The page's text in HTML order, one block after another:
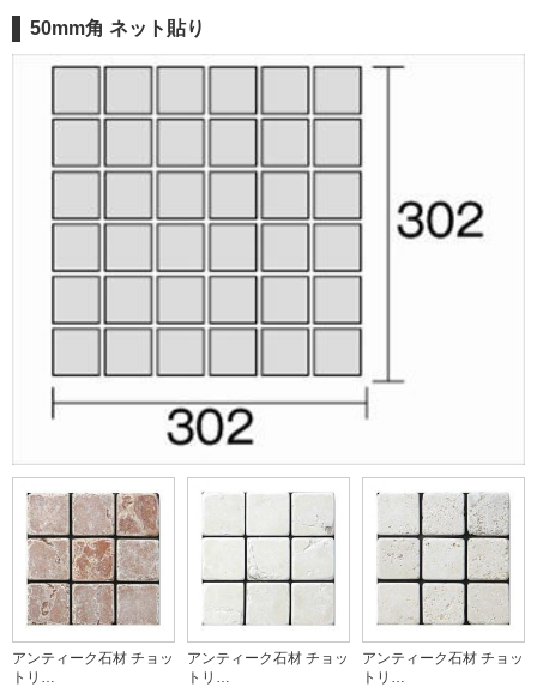
50mm角 ネット貼り
アンティーク石材 チョッ
トリ…
アンティーク石材 チョッ
トリ…
アンティーク石材 チョッ
トリ…